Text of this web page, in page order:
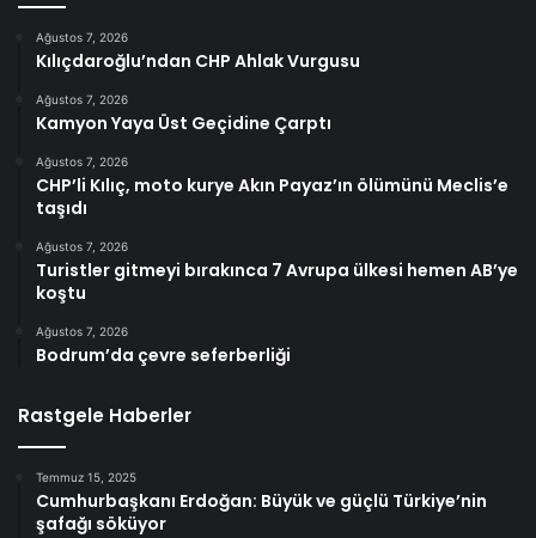
Ağustos 7, 2026
Kılıçdaroğlu’ndan CHP Ahlak Vurgusu
Ağustos 7, 2026
Kamyon Yaya Üst Geçidine Çarptı
Ağustos 7, 2026
CHP’li Kılıç, moto kurye Akın Payaz’ın ölümünü Meclis’e
taşıdı
Ağustos 7, 2026
Turistler gitmeyi bırakınca 7 Avrupa ülkesi hemen AB’ye
koştu
Ağustos 7, 2026
Bodrum’da çevre seferberliği
Rastgele Haberler
Temmuz 15, 2025
Cumhurbaşkanı Erdoğan: Büyük ve güçlü Türkiye’nin
şafağı söküyor